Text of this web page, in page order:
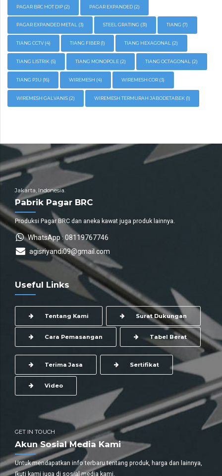
PAGAR BRC HOT DIP (2) PAGAR EXPANDED (2)
PAGAR EXPANDED METAL (3) STEEL GRATING (31) TIANG (7)
TIANG CCTV(4) TIANG FIBER (1) TIANG HEXAGONAL (2)
TIANG LISTRIK (5) TIANG MONOPOLE (2) TIANG OCTAGONAL (2)
TIANG PJU (16) WIREMESH (4) WIREMESH COR (3)
WIREMESH GALVANIS (2) WIREMESH TERMURAH JABODETABEK (1)
Jakarta, Indonesia.
Pabrik Pagar BRC
Produksi Pagar BRC dan aneka kawat juga produk lainnya.
WhatsApp : 08119767746
agisriyandi09@gmail.com
Useful Links
Tentang Kami Surat Dukungan
Cara Pemasangan Tabel Berat
Terima Jasa Sertifikat
Video
GET IN TOUCH
Akun Sosial Media Kami
Untuk mendapatkan info terbaru tentang produk, harga dan lainnya,
Ikuti kami juga di sosial media kami.